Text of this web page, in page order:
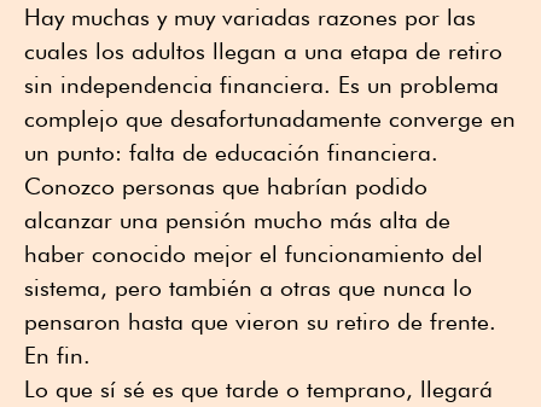
Hay muchas y muy variadas razones por las
cuales los adultos llegan a una etapa de retiro
sin independencia financiera. Es un problema
complejo que desafortunadamente converge en
un punto: falta de educación financiera.
Conozco personas que habrían podido
alcanzar una pensión mucho más alta de
haber conocido mejor el funcionamiento del
sistema, pero también a otras que nunca lo
pensaron hasta que vieron su retiro de frente.
En fin.
Lo que sí sé es que tarde o temprano, llegará